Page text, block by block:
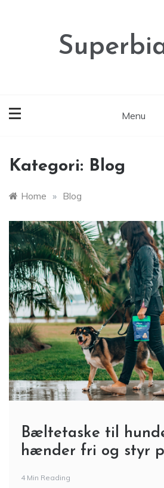
Menu
Kategori: Blog
Home » Blog
Bæltetaske til
hænder fri og styr
4 Min Reading